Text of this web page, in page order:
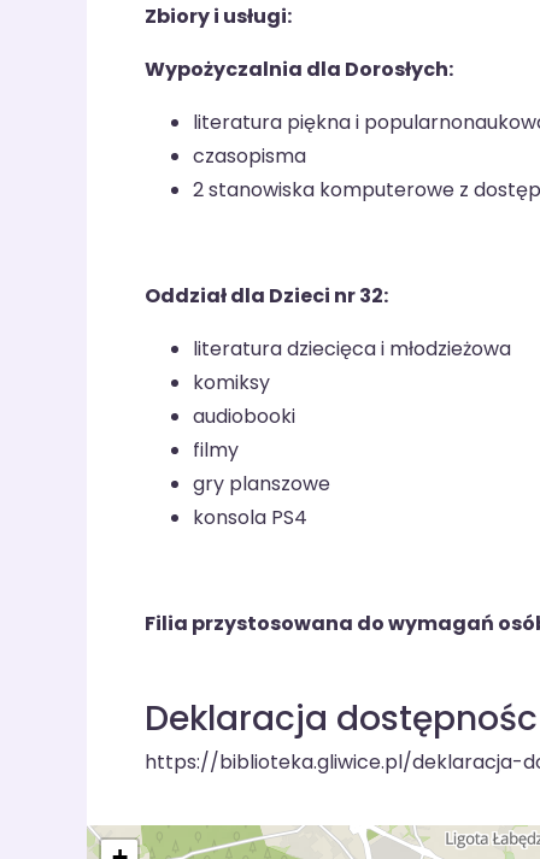
Zbiory i usługi:
Wypożyczalnia dla Dorosłych:
literatura piękna i
czasopisma
2 stanowiska komputerowe z
Oddział dla Dzieci nr 32:
literatura dziecięca i młodzieżowa
komiksy
audiobooki
filmy
gry planszowe
konsola PS4
Filia przystosowana do wymagań
Deklaracja
https://biblioteka.gliwice.pl/deklaracja-